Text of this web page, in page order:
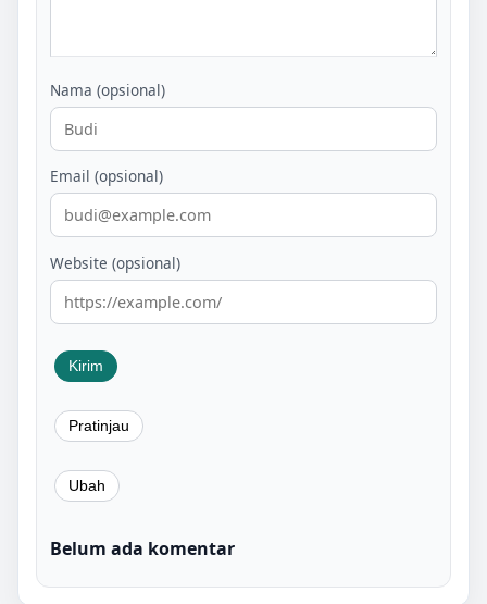
Nama (opsional)
Email (opsional)
Website (opsional)
Belum ada komentar